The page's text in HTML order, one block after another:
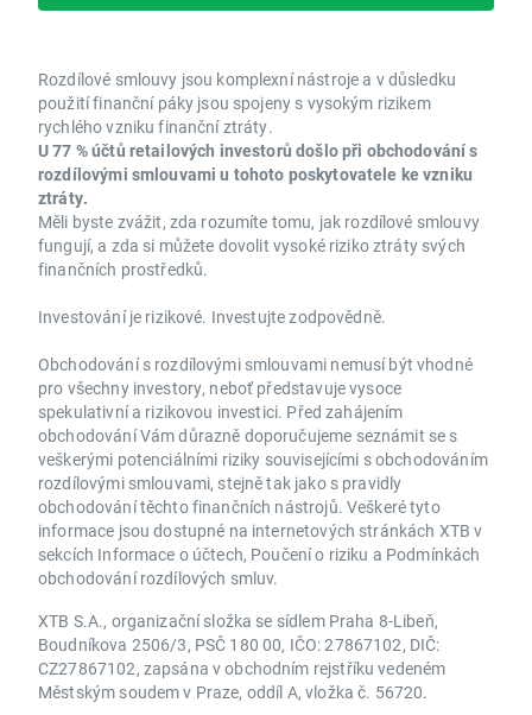
Rozdílové smlouvy jsou komplexní nástroje a v důsledku
použití finanční páky jsou spojeny s vysokým rizikem
rychlého vzniku finanční ztráty.
U 77 % účtů retailových investorů došlo při obchodování s
rozdílovými smlouvami u tohoto poskytovatele ke vzniku
ztráty.
Měli byste zvážit, zda rozumíte tomu, jak rozdílové smlouvy
fungují, a zda si můžete dovolit vysoké riziko ztráty svých
finančních prostředků.
Investování je rizikové. Investujte zodpovědně.
Obchodování s rozdílovými smlouvami nemusí být vhodné
pro všechny investory, neboť představuje vysoce
spekulativní a rizikovou investici. Před zahájením
obchodování Vám důrazně doporučujeme seznámit se s
veškerými potenciálními riziky souvisejícími s obchodováním
rozdílovými smlouvami, stejně tak jako s pravidly
obchodování těchto finančních nástrojů. Veškeré tyto
informace jsou dostupné na internetových stránkách XTB v
sekcích Informace o účtech, Poučení o riziku a Podmínkách
obchodování rozdílových smluv.
XTB S.A., organizační složka se sídlem Praha 8-Libeň,
Boudníkova 2506/3, PSČ 180 00, IČO: 27867102, DIČ:
CZ27867102, zapsána v obchodním rejstříku vedeném
Městským soudem v Praze, oddíl A, vložka č. 56720.